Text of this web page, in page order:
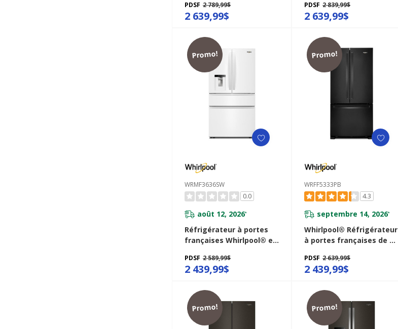
et congélateur inférieur -
36po - 20picu
PDSF 2 789,99$
2 639,99$
et congélateur inférieur -
36po - 20picu
PDSF 2 839,99$
2 639,99$
Promo!
WRMF3636SW
0.0
août 12, 2026*
Réfrigérateur à portes
françaises Whirlpool® et
tiroir à températures
flexibles de 29 pi cu
PDSF 2 589,99$
2 439,99$
Promo!
WRFF5333PB
4.3
septembre 14, 2026*
Whirlpool® Réfrigérateur
à portes françaises de 33
PDSF 2 639,99$
2 439,99$
Promo! Promo!